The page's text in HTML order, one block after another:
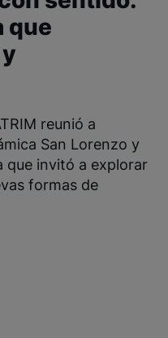
que
reunió a
San Lorenzo y
que invitó a explorar
formas de